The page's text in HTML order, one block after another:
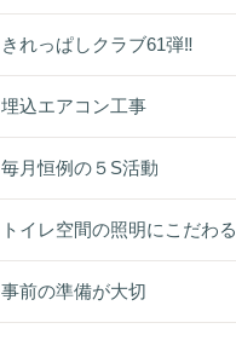
きれっぱしクラブ61弾‼
埋込エアコン工事
毎月恒例の５S活動
トイレ空間の照明にこだわる
事前の準備が大切